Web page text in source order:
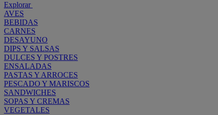
Explorar
AVES
BEBIDAS
CARNES
DESAYUNO
DIPS Y SALSAS
DULCES Y POSTRES
ENSALADAS
PASTAS Y ARROCES
PESCADO Y MARISCOS
SANDWICHES
SOPAS Y CREMAS
VEGETALES